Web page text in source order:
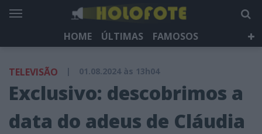
HOME ÚLTIMAS
FAMOSOS
HOLOFOTE TV
NEWSLETTER
TELEVISÃO | 01.08.2024 às 13h04
Exclusivo: descobrimos a
data do adeus de Cláudia